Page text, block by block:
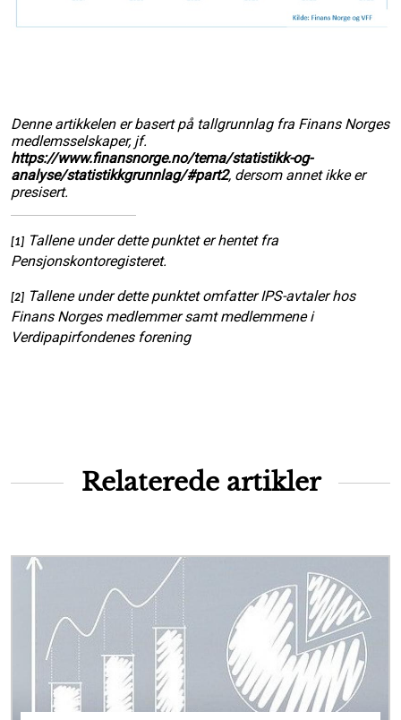
Denne artikkelen er basert på tallgrunnlag fra Finans Norges
medlemsselskaper, jf.
https://www.finansnorge.no/tema/statistikk-og-
analyse/statistikkgrunnlag/#part2, dersom annet ikke er
presisert.
[1] Tallene under dette punktet er hentet fra
Pensjonskontoregisteret.
[2] Tallene under dette punktet omfatter IPS-avtaler hos
Finans Norges medlemmer samt medlemmene i
Verdipapirfondenes forening
Relaterede artikler